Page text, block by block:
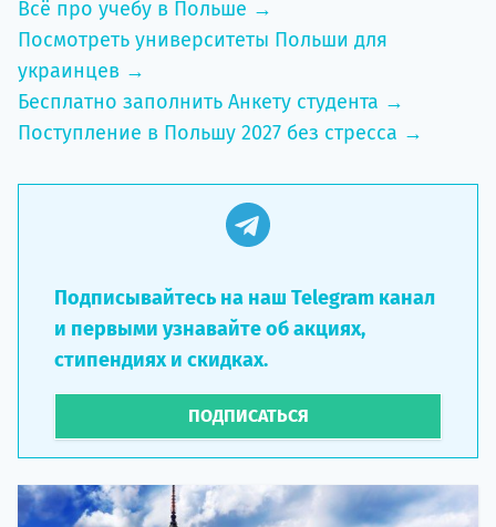
Всё про учебу в Польше →
Посмотреть университеты Польши для
украинцев →
Бесплатно заполнить Анкету студента →
Поступление в Польшу 2027 без стресса →
Подписывайтесь на наш Telegram канал
и первыми узнавайте об акциях,
стипендиях и скидках.
ПОДПИСАТЬСЯ